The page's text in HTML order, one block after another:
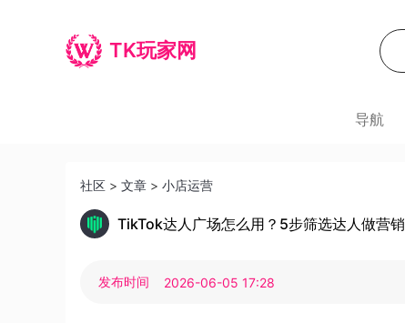
TK玩家网
导航
社区 > 文章 > 小店运营
TikTok达人广场怎么用？5步筛选达人做营销
发布时间 2026-06-05 17:28